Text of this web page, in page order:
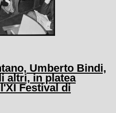
Umberto Bindi,
altri, in platea
Festival di